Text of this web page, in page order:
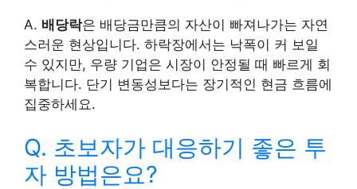
A. 배당락은 배당금만큼의 자산이 빠져나가는 자연
스러운 현상입니다. 하락장에서는 낙폭이 커 보일
수 있지만, 우량 기업은 시장이 안정될 때 빠르게 회
복합니다. 단기 변동성보다는 장기적인 현금 흐름에
집중하세요.
Q. 초보자가 대응하기 좋은 투
자 방법은요?